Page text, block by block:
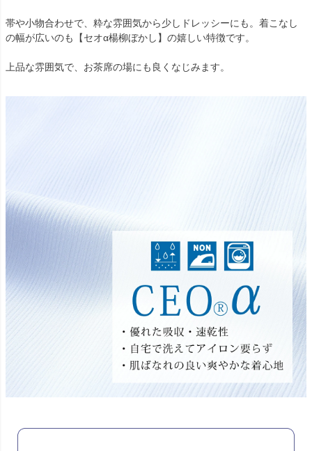
帯や小物合わせで、粋な雰囲気から少しドレッシーにも。着こなし
の幅が広いのも【セオα楊柳ぼかし】の嬉しい特徴です。
上品な雰囲気で、お茶席の場にも良くなじみます。